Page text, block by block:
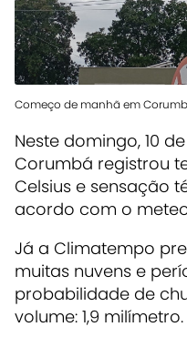
Começo de manhã em
Neste domingo, 10
Corumbá registrou
Celsius e sensação
acordo com o
Já a Climatempo
muitas nuvens e
probabilidade de
volume: 1,9 milímetro.